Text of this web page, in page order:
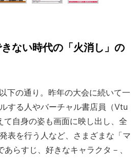
ない時代の「火消し」の
下の通り。昨年の大会に続いて一
する人やバーチャル書店員（Vtu
自身の姿も画面に映し出し、全
表を行う人など、さまざまな「マ
らすじ、好きなキャラクタ－、